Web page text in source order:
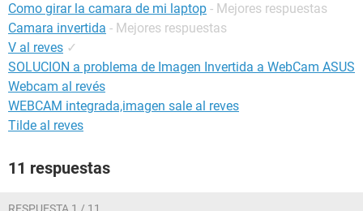
Como girar la camara de mi laptop - Mejores respuestas
Camara invertida - Mejores respuestas
V al reves ✓
SOLUCION a problema de Imagen Invertida a WebCam ASUS
Webcam al revés
WEBCAM integrada,imagen sale al reves
Tilde al reves
11 respuestas